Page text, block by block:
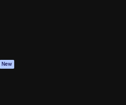
New